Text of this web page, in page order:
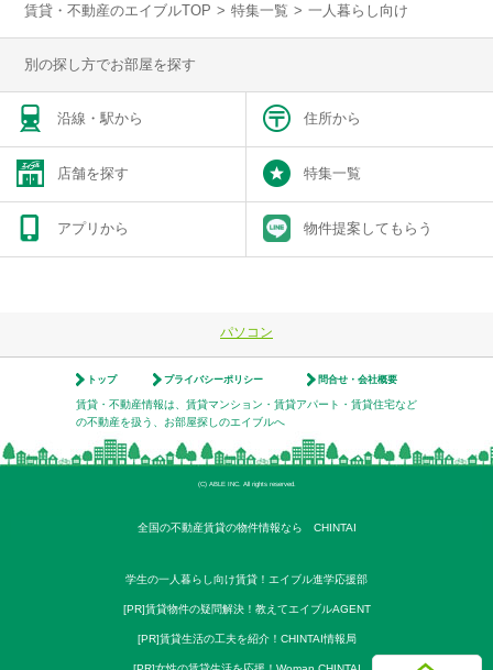
賃貸・不動産のエイブルTOP > 特集一覧 > 一人暮らし向け
別の探し方でお部屋を探す
沿線・駅から 住所から
店舗を探す 特集一覧
アプリから 物件提案してもらう
パソコン
トップ プライバシーポリシー 問合せ・会社概要
賃貸・不動産情報は、賃貸マンション・賃貸アパート・賃貸住宅など
の不動産を扱う、お部屋探しのエイブルへ
(C) ABLE INC. All rights reserved.
全国の不動産賃貸の物件情報なら CHINTAI
学生の一人暮らし向け賃貸！エイブル進学応援部
[PR]賃貸物件の疑問解決！教えてエイブルAGENT
[PR]賃貸生活の工夫を紹介！CHINTAI情報局